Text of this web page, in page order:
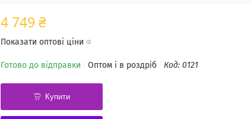
4 749 ₴
Показати оптові ціни
Готово до відправки Оптом і в роздріб Код: 0121
Купити